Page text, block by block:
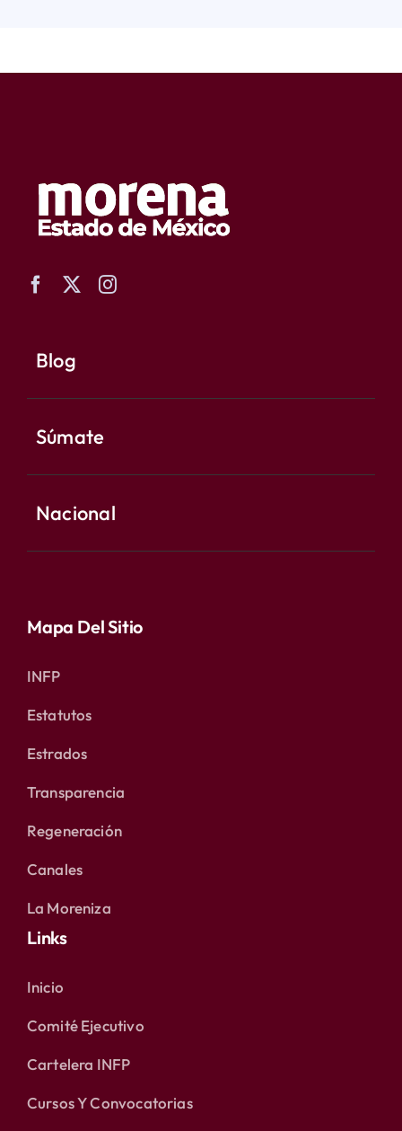
Blog
Súmate
Nacional
Mapa Del Sitio
INFP
Estatutos
Estrados
Transparencia
Regeneración
Canales
La Moreniza
Links
Inicio
Comité Ejecutivo
Cartelera INFP
Cursos Y Convocatorias